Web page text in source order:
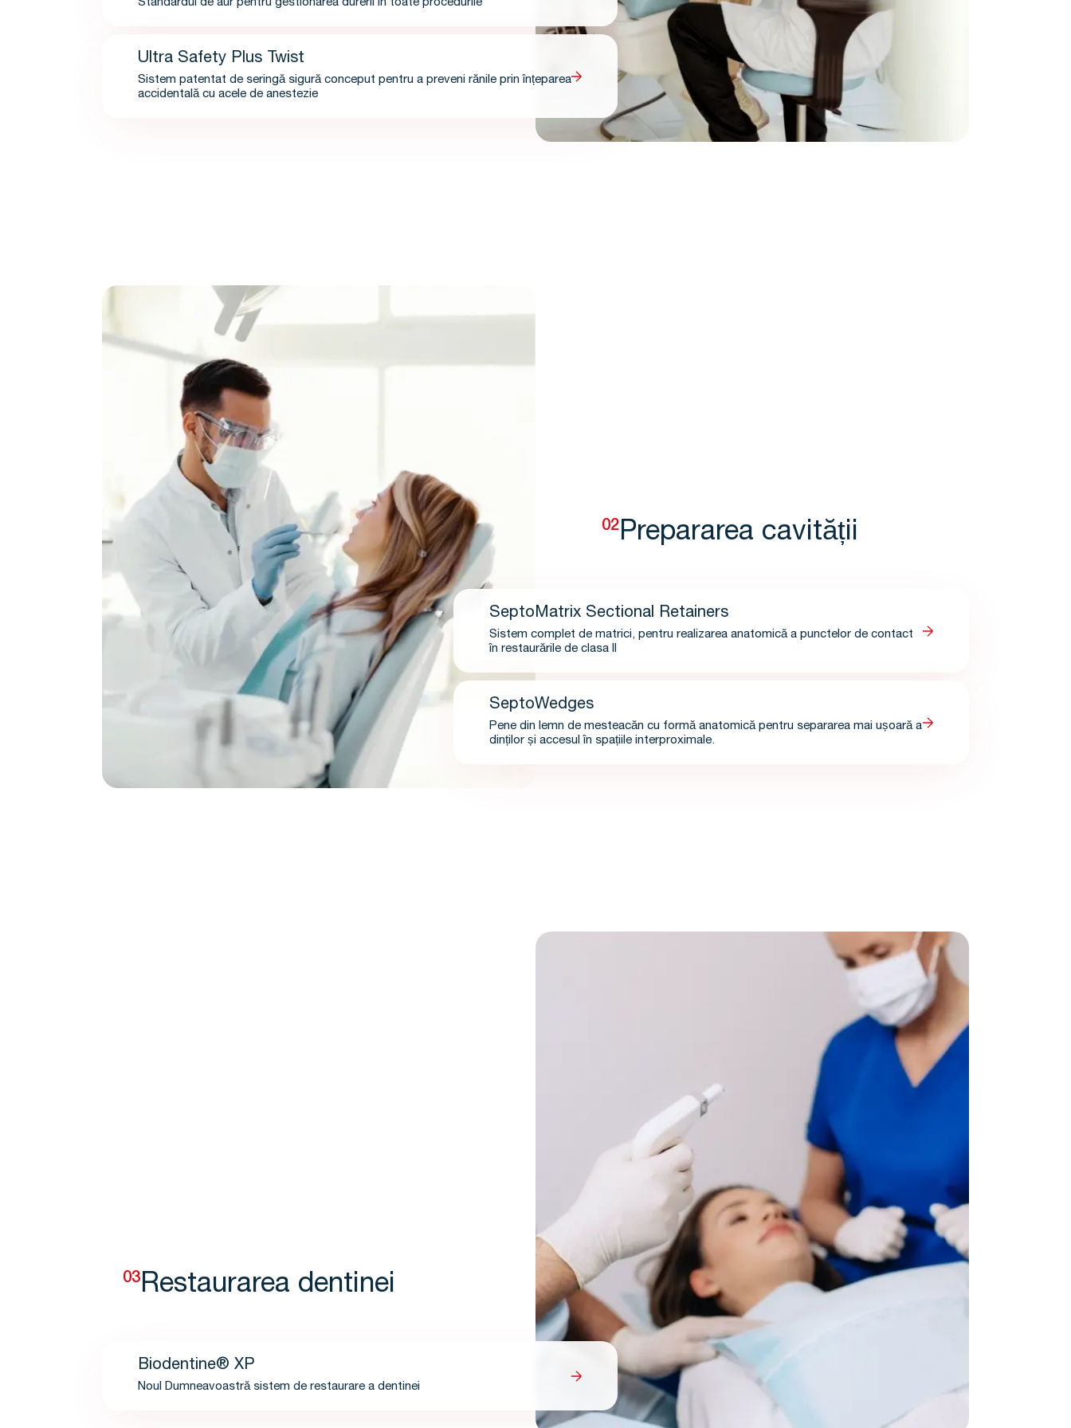
Standardul de aur pentru gestionarea durerii în toate procedurile
Ultra Safety Plus Twist
Sistem patentat de seringă sigură conceput pentru a preveni rănile prin înțeparea
accidentală cu acele de anestezie
02Prepararea cavității
SeptoMatrix Sectional Retainers
Sistem complet de matrici, pentru realizarea anatomică a punctelor de contact
în restaurările de clasa II
SeptoWedges
Pene din lemn de mesteacăn cu formă anatomică pentru separarea mai ușoară a
dinților și accesul în spațiile interproximale.
03Restaurarea dentinei
Biodentine® XP
Noul Dumneavoastră sistem de restaurare a dentinei